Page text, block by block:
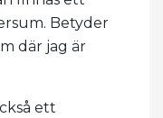
Betyder
där jag är
ett